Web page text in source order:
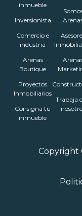
inmueble
Inversionista
Comercio e
industria
Arenas
Boutique
Proyectos
Inmobiliarios
Consigna tu
inmueble
Trabaja
Copyright